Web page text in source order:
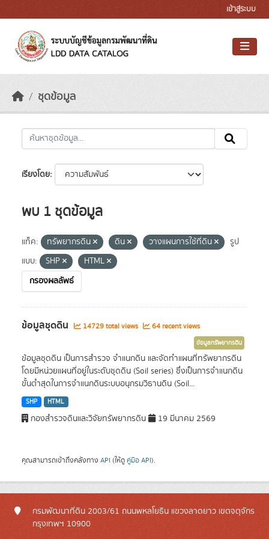
เข้าสู่ระบบ
ชุดข้อมูล
เรียงโดย
พบ 1 ชุดข้อมูล
แท็ค: ทรัพยากรดิน ดิน วางแผนการใช้ที่ดิน
รูป
แบบ:
SHP
HTML
กรองผลลัพธ์
ข้อมูลชุดดิน 14729 total views 64 recent views
ข้อมูลทรัพยากรดิน
ข้อมูลชุดดิน เป็นการสำรวจ จำแนกดิน และจัดทำแผนที่ทรัพยากรดิน
โดยมีหน่วยแผนที่อยู่ในระดับชุดดิน (Soil series) ซึ่งเป็นการจำแนกดิน
ขั้นต่ำสุดในการจำแนกดินระบบอนุกรมวิธานดิน (Soil...
SHP HTML
กองสำรวจดินและวิจัยทรัพยากรดิน 19 มีนาคม 2569
คุณสามารถเข้าถึงคลังทาง API (ให้ดู คู่มือ API).
กรมพัฒนาที่ดิน 2003/61 ถนนพหลโยธิน แขวงลาดยาว เขตจตุจักร
กรุงเทพฯ 10900